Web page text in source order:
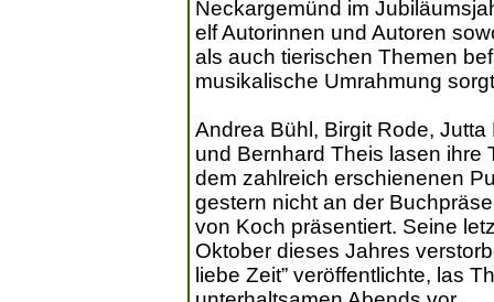
Neckargemünd im
elf Autorinnen und Autoren
als auch tierischen Themen
musikalische Umrahmung
Andrea Bühl, Birgit Rode,
und Bernhard Theis lasen ihre
dem zahlreich erschienenen
gestern nicht an der
von Koch präsentiert. Seine
Oktober dieses Jahres
liebe Zeit” veröffentlichte, las